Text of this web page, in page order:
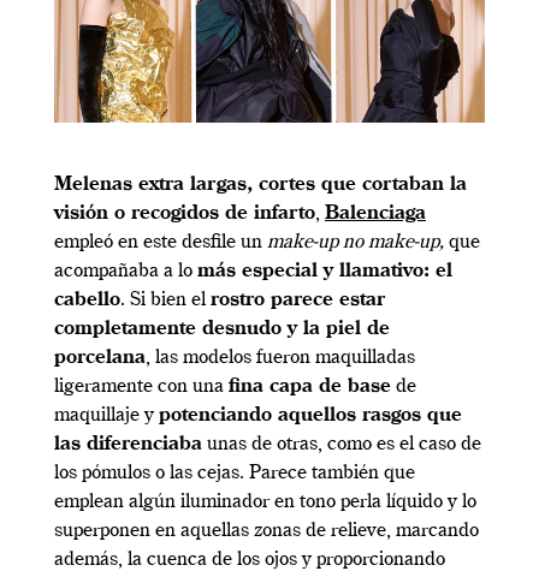
Melenas extra largas, cortes que cortaban la
visión o recogidos de infarto, Balenciaga
empleó en este desfile un make-up no make-up, que
acompañaba a lo más especial y llamativo: el
cabello. Si bien el rostro parece estar
completamente desnudo y la piel de
porcelana, las modelos fueron maquilladas
ligeramente con una fina capa de base de
maquillaje ypotenciando aquellos rasgos que
las diferenciaba unas de otras, como es el caso de
los pómulos o las cejas. Parece también que
emplean algún iluminador en tono perla líquido y lo
superponen en aquellas zonas de relieve, marcando
además, la cuenca de los ojos y proporcionando